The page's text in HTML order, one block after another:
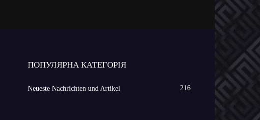
ПОПУЛЯРНА КАТЕГОРІЯ
Neueste Nachrichten und Artikel 216